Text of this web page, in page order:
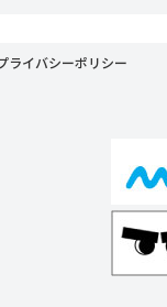
ライバシーポリシー